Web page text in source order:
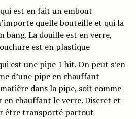
est en fait un embout
quelle bouteille et qui la
bang. La douille est en verre,
est en plastique
est une pipe 1 hit. On peut s’en
d’une pipe en chauffant
dans la pipe, soit comme
en chauffant le verre. Discret et
être transporté partout